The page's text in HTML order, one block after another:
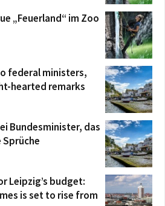
„Feuerland“ im Zoo
federal ministers,
hearted remarks
Bundesminister, das
Leipzig’s budget:
is set to rise from